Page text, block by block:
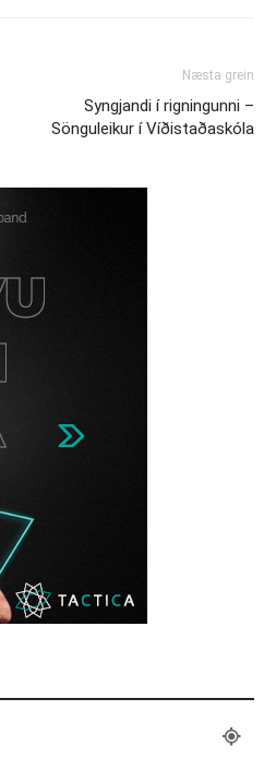
Næsta grein
Syngjandi í rigningunni –
Sönguleikur í Víðistaðaskóla